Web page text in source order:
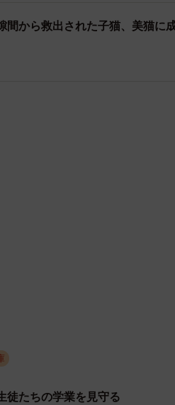
から救出された子猫、美猫に
徒たちの学業を見守る